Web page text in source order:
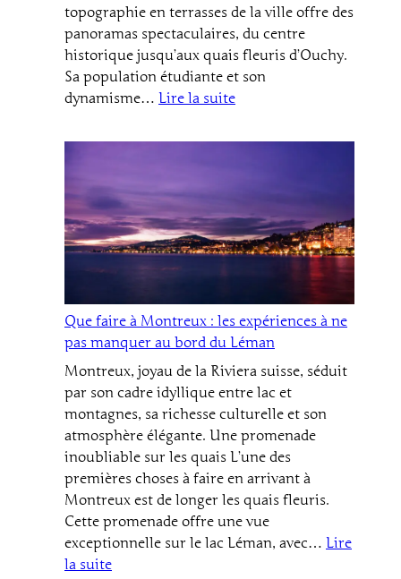
?
topographie en terrasses de la ville offre des
panoramas spectaculaires, du centre
historique jusqu’aux quais fleuris d’Ouchy.
Sa population étudiante et son
dynamisme… Lire la suite:
faire
les
meilleures
loisirs
Que faire à Montreux : les expériences à ne
pas manquer au bord du Léman
Montreux, joyau de la Riviera suisse, séduit
par son cadre idyllique entre lac et
montagnes, sa richesse culturelle et son
atmosphère élégante. Une promenade
inoubliable sur les quais L’une des
premières choses à faire en arrivant à
Montreux est de longer les quais fleuris.
Cette promenade offre une vue
exceptionnelle sur le lac Léman, avec… Lire
la suite: